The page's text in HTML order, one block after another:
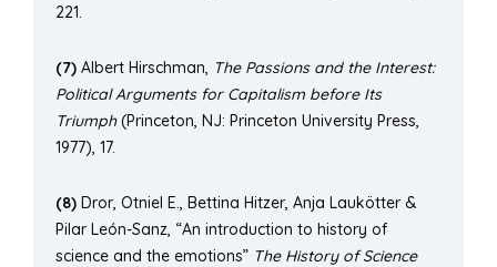
221.
(7) Albert Hirschman, The Passions and the Interest:
Political Arguments for Capitalism before Its
Triumph(Princeton, NJ: Princeton University Press,
1977), 17.
(8) Dror, Otniel E., Bettina Hitzer, Anja Laukötter &
Pilar León-Sanz, “An introduction to history of
science and the emotions” The History of Science